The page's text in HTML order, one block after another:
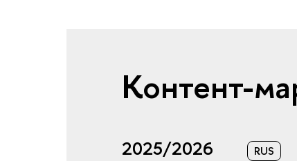
Контент-
2025/2026 RUS